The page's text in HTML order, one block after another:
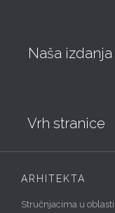
Naša izdanja
Vrh stranice
ARHITEKTA
Stručnjacima u